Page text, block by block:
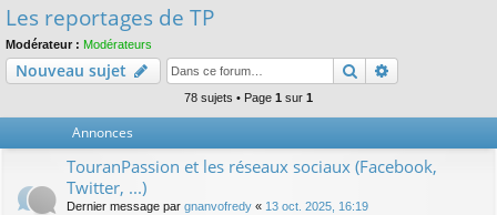
pi
de
c
Les reportages de TP
Modérateur : Modérateurs
Nouveau sujet Rechercher
78 sujets • Page 1 sur 1
Annonces
TouranPassion et les réseaux sociaux (Facebook,
Twitter, ...)
Dernier message par gnanvofredy « 13 oct. 2025, 16:19